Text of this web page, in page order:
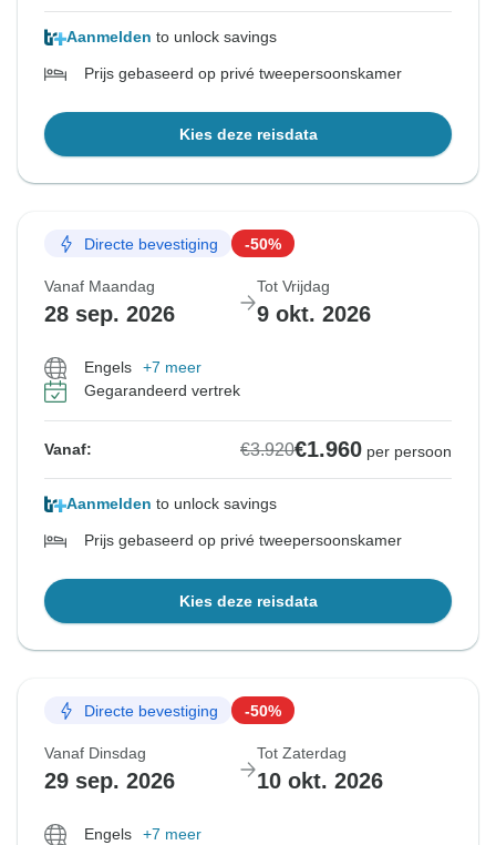
Aanmelden to unlock savings
Prijs gebaseerd op privé tweepersoonskamer
Kies deze reisdata
Directe bevestiging -50%
Vanaf Maandag
28 sep. 2026
Tot Vrijdag
9 okt. 2026
Engels
+7 meer
Gegarandeerd vertrek
Vanaf: €3.920€1.960 per persoon
Aanmelden to unlock savings
Prijs gebaseerd op privé tweepersoonskamer
Kies deze reisdata
Directe bevestiging -50%
Vanaf Dinsdag
29 sep. 2026
Tot Zaterdag
10 okt. 2026
Engels
+7 meer